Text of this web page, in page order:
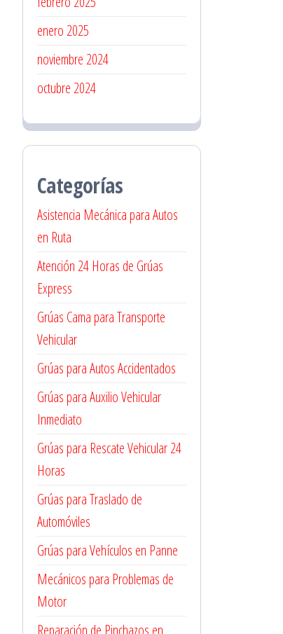
enero 2025
noviembre 2024
octubre 2024
Categorías
Asistencia Mecánica para Autos
en Ruta
Atención 24 Horas de Grúas
Express
Grúas Cama para Transporte
Vehicular
Grúas para Autos Accidentados
Grúas para Auxilio Vehicular
Inmediato
Grúas para Rescate Vehicular 24
Horas
Grúas para Traslado de
Automóviles
Grúas para Vehículos en Panne
Mecánicos para Problemas de
Motor
Reparación de Pinchazos en